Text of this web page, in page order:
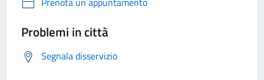
Problemi in città
Segnala disservizio